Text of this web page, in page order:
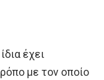
έχει
με τον οποίο